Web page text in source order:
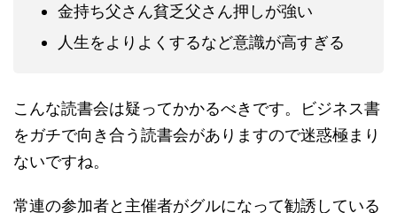
金持ち父さん貧乏父さん押しが強い
人生をよりよくするなど意識が高すぎる
こんな読書会は疑ってかかるべきです。ビジネス書
をガチで向き合う読書会がありますので迷惑極まり
ないですね。
常連の参加者と主催者がグルになって勧誘している